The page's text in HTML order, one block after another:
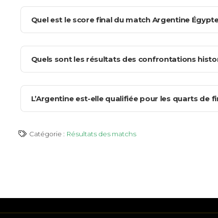
Quel est le score final du match Argentine
Lescorefinal entre l’Argentine et l’Égypte est de 3-2
disputé le 7 juillet 2026 à Atlanta, a basculé très tard :
Quels sont les résultats des confrontations
Lesconfrontationsentre l’Argentine et l’Égypte
sélections ne s’étaient croisées qu’à deux reprises,
résultats
L’Argentine est-elle qualifiée pour les quarts de
doit y retrouver le vainqueur de Suisse-Colombie à
Catégorie : Résultats des matchs